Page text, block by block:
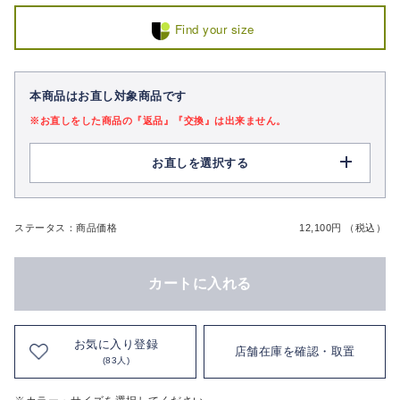
Find your size
本商品はお直し対象商品です
※お直しをした商品の『返品』『交換』は出来ません。
お直しを選択する
ステータス：商品価格 12,100円 （税込）
カートに入れる
お気に入り登録
(83人)
店舗在庫を確認・取置